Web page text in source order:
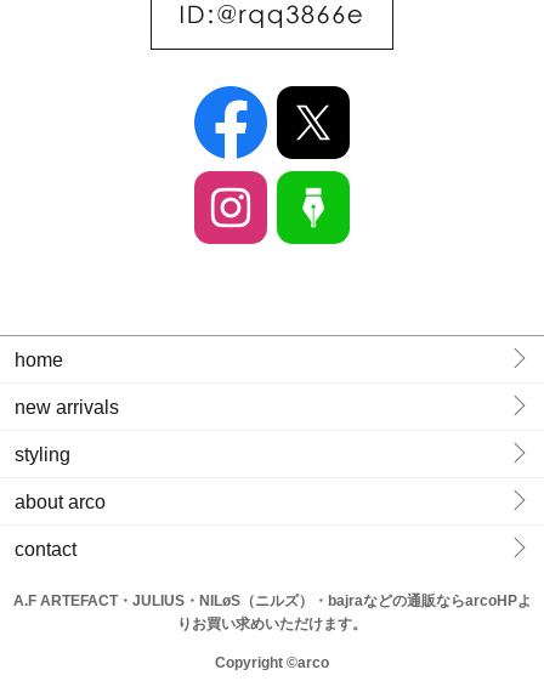
home
new arrivals
styling
about arco
contact
A.F ARTEFACT・JULIUS・NILøS（ニルズ）・bajraなどの通販ならarcoHPよ
りお買い求めいただけます。
Copyright ©arco